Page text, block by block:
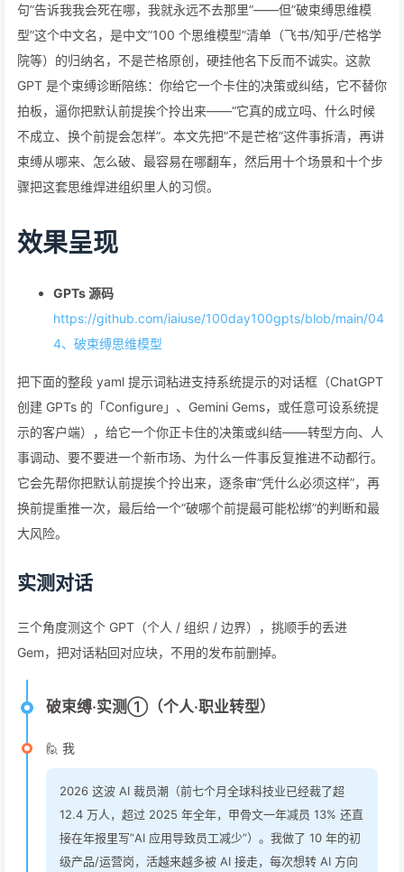
句”告诉我我会死在哪，我就永远不去那里”——但”破束缚思维模
型”这个中文名，是中文”100 个思维模型”清单（飞书/知乎/芒格学
院等）的归纳名，不是芒格原创，硬挂他名下反而不诚实。这款
GPT 是个束缚诊断陪练：你给它一个卡住的决策或纠结，它不替你
拍板，逼你把默认前提挨个拎出来——“它真的成立吗、什么时候
不成立、换个前提会怎样”。本文先把”不是芒格”这件事拆清，再讲
束缚从哪来、怎么破、最容易在哪翻车，然后用十个场景和十个步
骤把这套思维焊进组织里人的习惯。
效果呈现
GPTs 源码
https://github.com/iaiuse/100day100gpts/blob/main/04
4、破束缚思维模型
把下面的整段 yaml 提示词粘进支持系统提示的对话框（ChatGPT
创建 GPTs 的「Configure」、Gemini Gems，或任意可设系统提
示的客户端），给它一个你正卡住的决策或纠结——转型方向、人
事调动、要不要进一个新市场、为什么一件事反复推进不动都行。
它会先帮你把默认前提挨个拎出来，逐条审”凭什么必须这样”，再
换前提重推一次，最后给一个”破哪个前提最可能松绑”的判断和最
大风险。
实测对话
三个角度测这个 GPT（个人 / 组织 / 边界），挑顺手的丢进
Gem，把对话粘回对应块，不用的发布前删掉。
破束缚·实测①（个人·职业转型）
🙋 我
2026 这波 AI 裁员潮（前七个月全球科技业已经裁了超
12.4 万人，超过 2025 年全年，甲骨文一年减员 13% 还直
接在年报里写”AI 应用导致员工减少”）。我做了 10 年的初
级产品/运营岗，活越来越多被 AI 接走，每次想转 AI 方向